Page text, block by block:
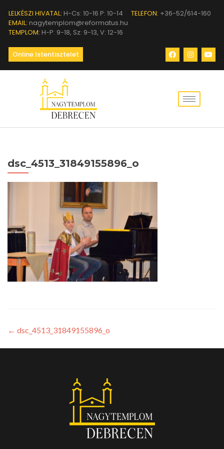
LELKÉSZI HIVATAL: H-Cs: 10-16 P: 10-14 TELEFON: +36-52/614-160
EMAIL: nagytemplom@reformatus.hu
TEMPLOM: H-P: 9-18, Sz: 9-13, V: 12-16
Online Istentisztelet
dsc_4513_31849155896_o
← dsc_4513_31849155896_o